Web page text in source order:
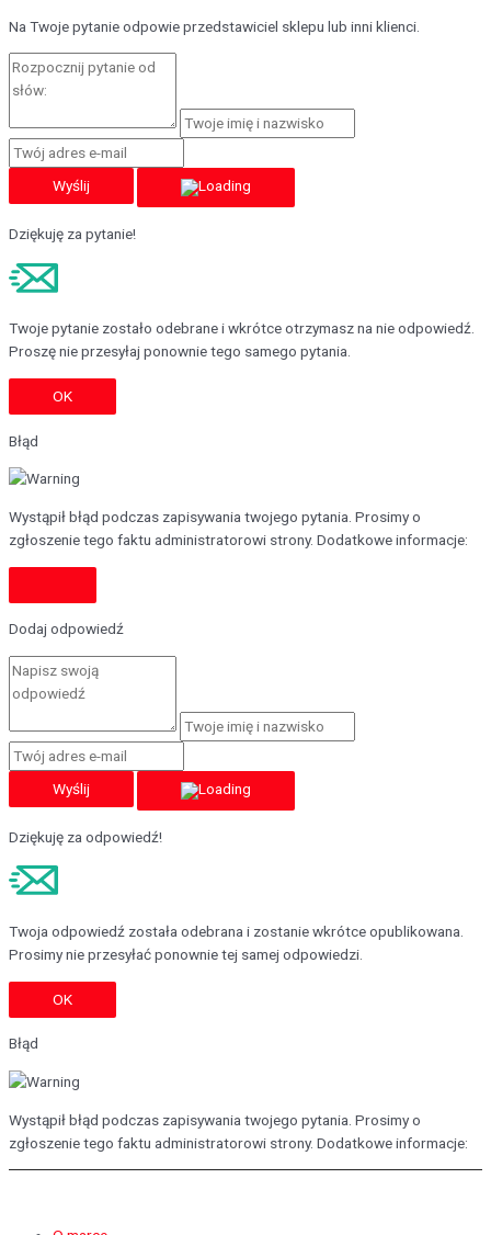
Na Twoje pytanie odpowie przedstawiciel sklepu lub inni klienci.
Wyślij
Dziękuję za pytanie!
Twoje pytanie zostało odebrane i wkrótce otrzymasz na nie odpowiedź.
Proszę nie przesyłaj ponownie tego samego pytania.
OK
Błąd
Wystąpił błąd podczas zapisywania twojego pytania. Prosimy o
zgłoszenie tego faktu administratorowi strony. Dodatkowe informacje:
Dodaj odpowiedź
Wyślij
Dziękuję za odpowiedź!
Twoja odpowiedź została odebrana i zostanie wkrótce opublikowana.
Prosimy nie przesyłać ponownie tej samej odpowiedzi.
OK
Błąd
Wystąpił błąd podczas zapisywania twojego pytania. Prosimy o
zgłoszenie tego faktu administratorowi strony. Dodatkowe informacje: